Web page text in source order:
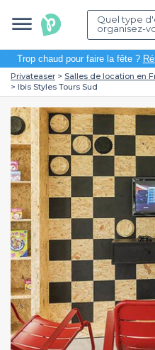
Quel type
organisez-
Trop chaud pour faire la fête ?
Privateaser Salles de location en
Ibis Styles Tours Sud